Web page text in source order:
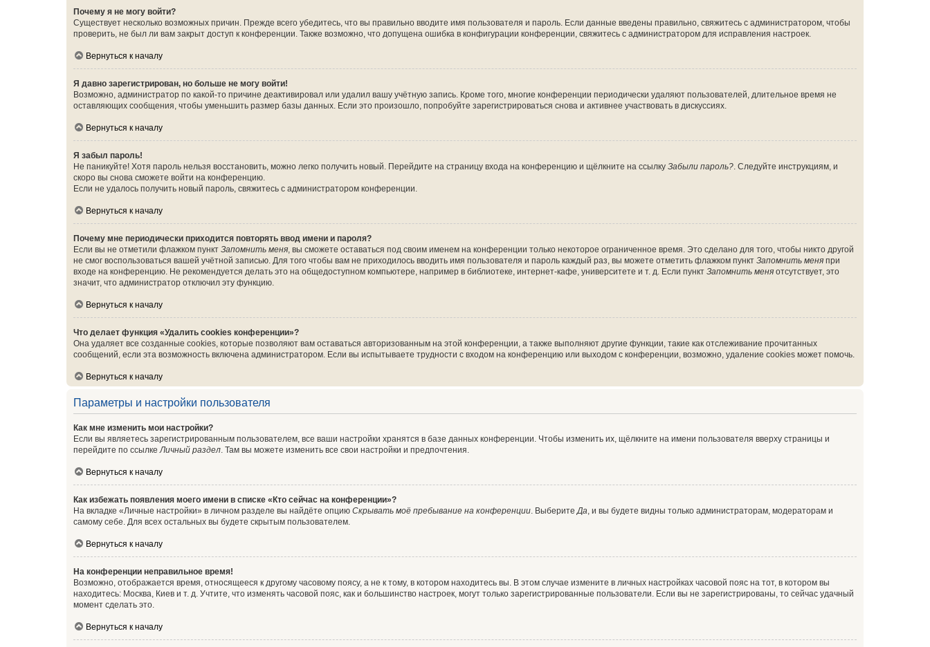
Почему я не могу войти?
Существует несколько возможных причин. Прежде всего убедитесь, что вы правильно вводите имя пользователя и пароль. Если данные введены правильно, свяжитесь с администратором, чтобы
проверить, не был ли вам закрыт доступ к конференции. Также возможно, что допущена ошибка в конфигурации конференции, свяжитесь с администратором для исправления настроек.
Вернуться к началу
Я давно зарегистрирован, но больше не могу войти!
Возможно, администратор по какой-то причине деактивировал или удалил вашу учётную запись. Кроме того, многие конференции периодически удаляют пользователей, длительное время не
оставляющих сообщения, чтобы уменьшить размер базы данных. Если это произошло, попробуйте зарегистрироваться снова и активнее участвовать в дискуссиях.
Вернуться к началу
Я забыл пароль!
Не паникуйте! Хотя пароль нельзя восстановить, можно легко получить новый. Перейдите на страницу входа на конференцию и щёлкните на ссылку Забыли пароль?. Следуйте инструкциям, и
скоро вы снова сможете войти на конференцию.
Если не удалось получить новый пароль, свяжитесь с администратором конференции.
Вернуться к началу
Почему мне периодически приходится повторять ввод имени и пароля?
Если вы не отметили флажком пункт Запомнить меня, вы сможете оставаться под своим именем на конференции только некоторое ограниченное время. Это сделано для того, чтобы никто другой
не смог воспользоваться вашей учётной записью. Для того чтобы вам не приходилось вводить имя пользователя и пароль каждый раз, вы можете отметить флажком пункт Запомнить меня при
входе на конференцию. Не рекомендуется делать это на общедоступном компьютере, например в библиотеке, интернет-кафе, университете и т. д. Если пункт Запомнить меня отсутствует, это
значит, что администратор отключил эту функцию.
Вернуться к началу
Что делает функция «Удалить cookies конференции»?
Она удаляет все созданные cookies, которые позволяют вам оставаться авторизованным на этой конференции, а также выполняют другие функции, такие как отслеживание прочитанных
сообщений, если эта возможность включена администратором. Если вы испытываете трудности с входом на конференцию или выходом с конференции, возможно, удаление cookies может помочь.
Вернуться к началу
Параметры и настройки пользователя
Как мне изменить мои настройки?
Если вы являетесь зарегистрированным пользователем, все ваши настройки хранятся в базе данных конференции. Чтобы изменить их, щёлкните на имени пользователя вверху страницы и
перейдите по ссылкеЛичный раздел. Там вы можете изменить все свои настройки и предпочтения.
Вернуться к началу
Как избежать появления моего имени в списке «Кто сейчас на конференции»?
На вкладке «Личные настройки» в личном разделе вы найдёте опцию Скрывать моё пребывание на конференции. ВыберитеДа, и вы будете видны только администраторам, модераторам и
самому себе. Для всех остальных вы будете скрытым пользователем.
Вернуться к началу
На конференции неправильное время!
Возможно, отображается время, относящееся к другому часовому поясу, а не к тому, в котором находитесь вы. В этом случае измените в личных настройках часовой пояс на тот, в котором вы
находитесь: Москва, Киев и т. д. Учтите, что изменять часовой пояс, как и большинство настроек, могут только зарегистрированные пользователи. Если вы не зарегистрированы, то сейчас удачный
момент сделать это.
Вернуться к началу